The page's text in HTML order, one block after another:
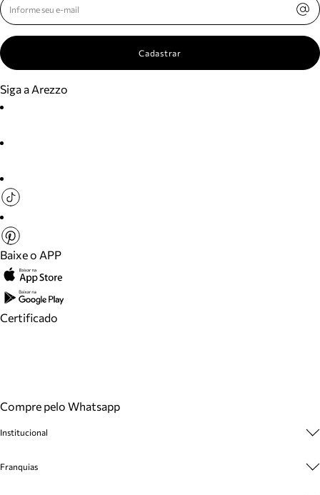
Cadastrar
Siga a Arezzo
Baixe o APP
Certificado
Compre pelo Whatsapp
Institucional
Cashback
Franquias